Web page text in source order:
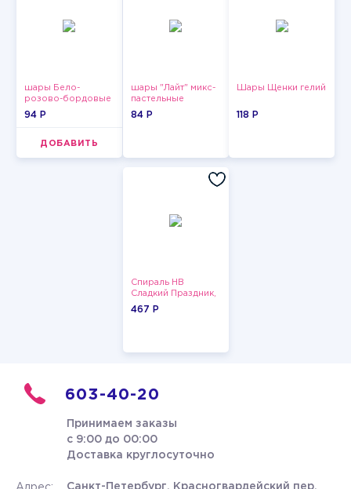
шары Бело-
розово-бордовые
металлик
94 P
ДОБАВИТЬ
шары "Лайт" микс-
пастельные
84 P
Шары Щенки гелий
118 P
Спираль HB
Сладкий Праздник,
12 шт.
467 P
603-40-20
Принимаем заказы
с 9:00 до 00:00
Доставка круглосуточно
Санкт-Петербург, Красногвардейский пер.